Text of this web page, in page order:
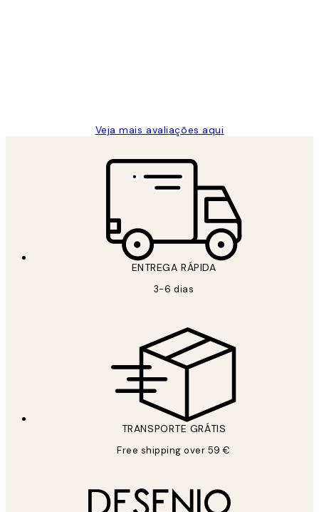
Veja mais avaliações aqui
ENTREGA RÁPIDA
3-6 dias
TRANSPORTE GRÁTIS
Free shipping over 59 €